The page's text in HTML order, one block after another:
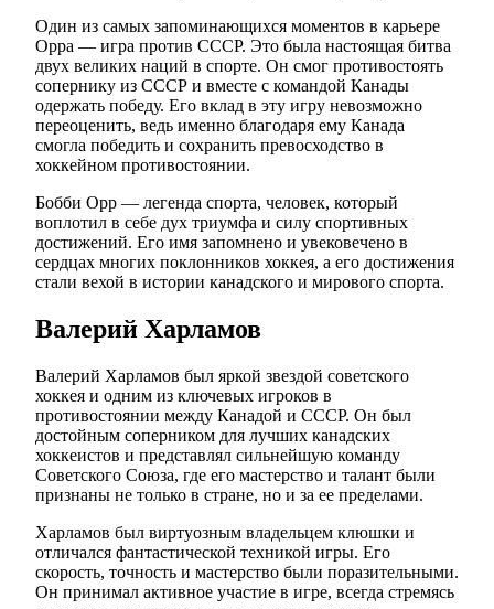
Один из самых запоминающихся моментов в карьере
Орра — игра против СССР. Это была настоящая битва
двух великих наций в спорте. Он смог противостоять
сопернику из СССР и вместе с командой Канады
одержать победу. Его вклад в эту игру невозможно
переоценить, ведь именно благодаря ему Канада
смогла победить и сохранить превосходство в
хоккейном противостоянии.
Бобби Орр — легенда спорта, человек, который
воплотил в себе дух триумфа и силу спортивных
достижений. Его имя запомнено и увековечено в
сердцах многих поклонников хоккея, а его достижения
стали вехой в истории канадского и мирового спорта.
Валерий Харламов
Валерий Харламов был яркой звездой советского
хоккея и одним из ключевых игроков в
противостоянии между Канадой и СССР. Он был
достойным соперником для лучших канадских
хоккеистов и представлял сильнейшую команду
Советского Союза, где его мастерство и талант были
признаны не только в стране, но и за ее пределами.
Харламов был виртуозным владельцем клюшки и
отличался фантастической техникой игры. Его
скорость, точность и мастерство были поразительными.
Он принимал активное участие в игре, всегда стремясь